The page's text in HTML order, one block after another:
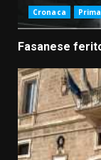
Cronaca
Fasanese